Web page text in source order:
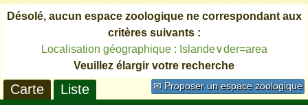
Désolé, aucun espace zoologique ne correspondant aux
critères suivants :
Localisation géographique : Islande∨der=area
Veuillez élargir votre recherche
✉ Proposer un espace zoologique
Carte Liste